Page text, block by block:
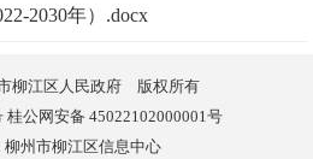
2030年）.docx
柳江区人民政府 版权所有
桂公网安备 45022102000001号
柳州市柳江区信息中心